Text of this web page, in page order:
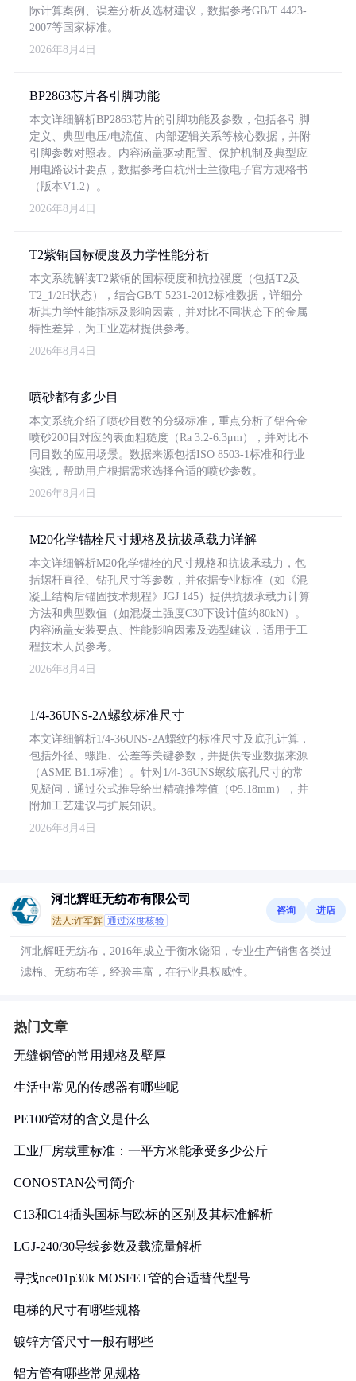
际计算案例、误差分析及选材建议，数据参考GB/T 4423-
2007等国家标准。
2026年8月4日
BP2863芯片各引脚功能
本文详细解析BP2863芯片的引脚功能及参数，包括各引脚
定义、典型电压/电流值、内部逻辑关系等核心数据，并附
引脚参数对照表。内容涵盖驱动配置、保护机制及典型应
用电路设计要点，数据参考自杭州士兰微电子官方规格书
（版本V1.2）。
2026年8月4日
T2紫铜国标硬度及力学性能分析
本文系统解读T2紫铜的国标硬度和抗拉强度（包括T2及
T2_1/2H状态），结合GB/T 5231-2012标准数据，详细分
析其力学性能指标及影响因素，并对比不同状态下的金属
特性差异，为工业选材提供参考。
2026年8月4日
喷砂都有多少目
本文系统介绍了喷砂目数的分级标准，重点分析了铝合金
喷砂200目对应的表面粗糙度（Ra 3.2-6.3μm），并对比不
同目数的应用场景。数据来源包括ISO 8503-1标准和行业
实践，帮助用户根据需求选择合适的喷砂参数。
2026年8月4日
M20化学锚栓尺寸规格及抗拔承载力详解
本文详细解析M20化学锚栓的尺寸规格和抗拔承载力，包
括螺杆直径、钻孔尺寸等参数，并依据专业标准（如《混
凝土结构后锚固技术规程》JGJ 145）提供抗拔承载力计算
方法和典型数值（如混凝土强度C30下设计值约80kN）。
内容涵盖安装要点、性能影响因素及选型建议，适用于工
程技术人员参考。
2026年8月4日
1/4-36UNS-2A螺纹标准尺寸
本文详细解析1/4-36UNS-2A螺纹的标准尺寸及底孔计算，
包括外径、螺距、公差等关键参数，并提供专业数据来源
（ASME B1.1标准）。针对1/4-36UNS螺纹底孔尺寸的常
见疑问，通过公式推导给出精确推荐值（Φ5.18mm），并
附加工艺建议与扩展知识。
2026年8月4日
河北辉旺无纺布有限公司
法人:许军辉 通过深度核验
咨询 进店
河北辉旺无纺布，2016年成立于衡水饶阳，专业生产销售各类过
滤棉、无纺布等，经验丰富，在行业具权威性。
热门文章
无缝钢管的常用规格及壁厚
生活中常见的传感器有哪些呢
PE100管材的含义是什么
工业厂房载重标准：一平方米能承受多少公斤
CONOSTAN公司简介
C13和C14插头国标与欧标的区别及其标准解析
LGJ-240/30导线参数及载流量解析
寻找nce01p30k MOSFET管的合适替代型号
电梯的尺寸有哪些规格
镀锌方管尺寸一般有哪些
铝方管有哪些常见规格